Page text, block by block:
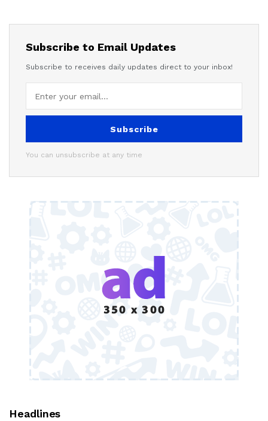
Subscribe to Email Updates
Subscribe to receives daily updates direct to your inbox!
Subscribe
You can unsubscribe at any time
Headlines